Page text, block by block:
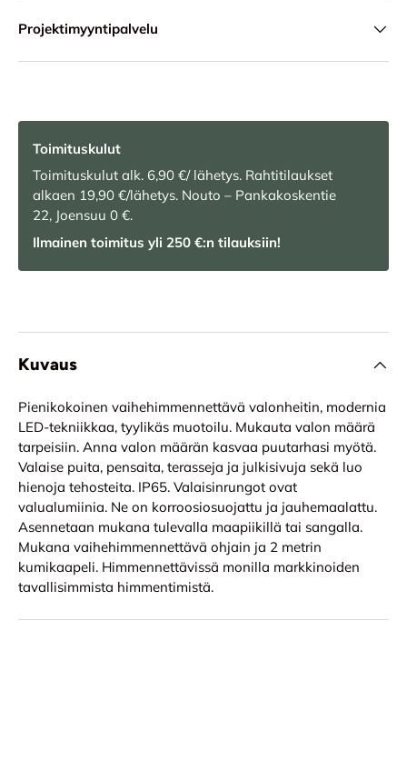
Projektimyyntipalvelu
Toimituskulut
Toimituskulut alk. 6,90 €/ lähetys. Rahtitilaukset
alkaen 19,90 €/lähetys. Nouto – Pankakoskentie
22, Joensuu 0 €.
Ilmainen toimitus yli 250 €:n tilauksiin!
Kuvaus
Pienikokoinen vaihehimmennettävä valonheitin, modernia
LED-tekniikkaa, tyylikäs muotoilu. Mukauta valon määrä
tarpeisiin. Anna valon määrän kasvaa puutarhasi myötä.
Valaise puita, pensaita, terasseja ja julkisivuja sekä luo
hienoja tehosteita. IP65. Valaisinrungot ovat
valualumiinia. Ne on korroosiosuojattu ja jauhemaalattu.
Asennetaan mukana tulevalla maapiikillä tai sangalla.
Mukana vaihehimmennettävä ohjain ja 2 metrin
kumikaapeli. Himmennettävissä monilla markkinoiden
tavallisimmista himmentimistä.